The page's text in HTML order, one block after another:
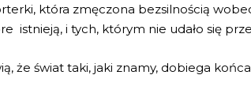
która zmęczona bezsilnością
istnieją, i tych, którym nie udało się
że świat taki, jaki znamy, dobiega